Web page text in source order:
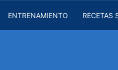
ENTRENAMIENTO RECETAS